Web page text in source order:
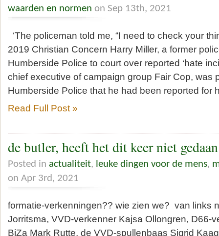
waarden en normen on Sep 13th, 2021
‘The policeman told me, “I need to check your
2019 Christian Concern Harry Miller, a former
Humberside Police to court over reported ‘hate
chief executive of campaign group Fair Cop, was
Humberside Police that he had been reported for
Read Full Post »
de butler, heeft het dit keer niet gedaan
Posted in actualiteit, leuke dingen voor de mens,
on Apr 3rd, 2021
formatie-verkenningen?? wie zien we? van links
Jorritsma, VVD-verkenner Kajsa Ollongren, D66-
BiZa Mark Rutte, de VVD-spullenbaas Sigrid